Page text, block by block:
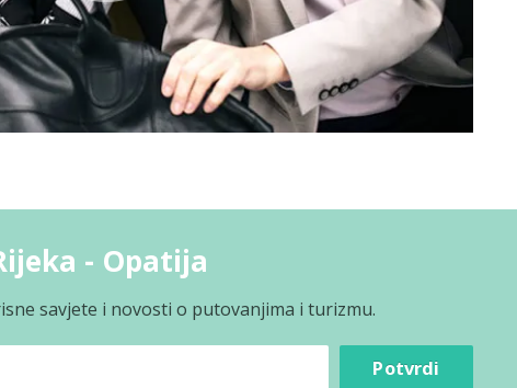
- Opatija
savjete i novosti o putovanjima i turizmu.
Potvrdi